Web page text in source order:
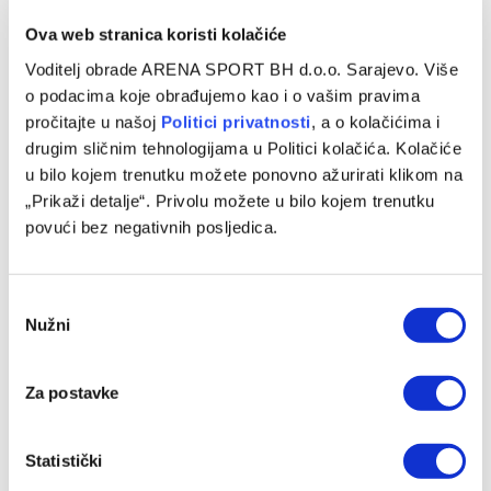
Ova web stranica koristi kolačiće
Voditelj obrade ARENA SPORT BH d.o.o. Sarajevo. Više
o podacima koje obrađujemo kao i o vašim pravima
pročitajte u našoj Politici privatnosti, a o kolačićima i
drugim sličnim tehnologijama u Politici kolačića. Kolačiće
u bilo kojem trenutku možete ponovno ažurirati klikom na
„Prikaži detalje“. Privolu možete u bilo kojem trenutku
povući bez negativnih posljedica.
Selection
Nužni
Za postavke
Statistički
EUROPSKA LIGA
Demirović i društvo u osmini finala EL,
reprezentativci BiH s Rijekom prošli dalje u KL
26/02/2026
Nogometaši Stuttgarta izborili su plasman u osminu finala
Evropske lige iako su večeras poraženi na domaćem
terenu od Celtica. Njemački…